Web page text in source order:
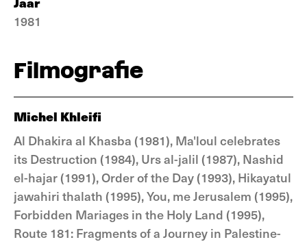
1981
Filmografie
Michel Khleifi
Al Dhakira al Khasba (1981), Ma'loul celebrates
its Destruction (1984), Urs al-jalil (1987), Nashid
el-hajar (1991), Order of the Day (1993), Hikayatul
jawahiri thalath (1995), You, me Jerusalem (1995),
Forbidden Mariages in the Holy Land (1995),
Route 181: Fragments of a Journey in Palestine-